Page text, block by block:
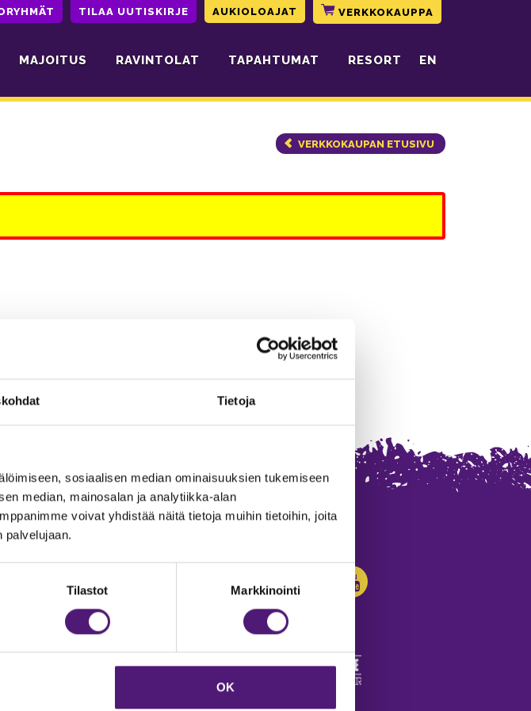
Tietoja
sosiaalisen median ominaisuuksien tukemiseen
median, mainosalan ja analytiikka-alan
voivat yhdistää näitä tietoja muihin tietoihin, joita
palvelujaan.
Tilastot Markkinointi
OK
TILAA UUTISKIRJE AUKIOLOAJAT VERKKOKAUPPA
MAJOITUS RAVINTOLAT TAPAHTUMAT RESORT EN
VERKKOKAUPAN ETUSIVU
Vastuullisuus
Avoimet työpaikat
Anna palautetta
Evästeasetukset